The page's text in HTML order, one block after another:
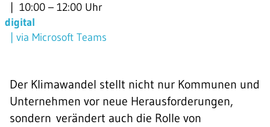
10:00 – 12:00 Uhr
digital
via Microsoft Teams
Der Klimawandel stellt nicht nur Kommunen und
Unternehmen vor neue Herausforderungen,
sondern verändert auch die Rolle von